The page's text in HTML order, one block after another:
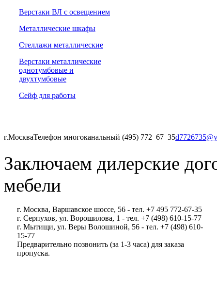
Верстаки ВЛ с освещением
Металлические шкафы
Стеллажи металлические
Верстаки металлические
однотумбовые и
двухтумбовые
Сейф для работы
г.МоскваТелефон многоканальный (495) 772‒67‒35
Заключаем дилерские
мебели
г. Москва, Варшавское шоссе, 56 - тел. +7 495 772-67-35
г. Серпухов, ул. Ворошилова, 1 - тел. +7 (498) 610-15-77
г. Мытищи, ул. Веры Волошиной, 56 - тел. +7 (498) 610-
15-77
Предварительно позвонить (за 1-3 часа) для заказа
пропуска.